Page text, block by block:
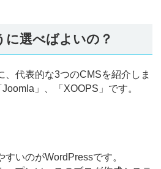
に選べばよいの？
、代表的な3つのCMSを紹介しま
」、「XOOPS」です。
いのがWordPressです。